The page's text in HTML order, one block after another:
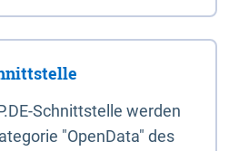
Schnittstelle werden
"OpenData" des